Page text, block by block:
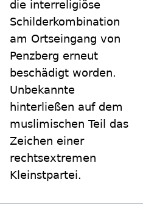
die interreligiöse
Schilderkombination
am Ortseingang von
Penzberg erneut
beschädigt worden.
Unbekannte
hinterließen auf dem
muslimischen Teil das
Zeichen einer
rechtsextremen
Kleinstpartei.